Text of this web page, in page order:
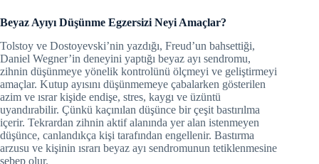
Beyaz Ayıyı Düşünme Egzersizi Neyi Amaçlar?
Tolstoy ve Dostoyevski’nin yazdığı, Freud’un bahsettiği,
Daniel Wegner’in deneyini yaptığı beyaz ayı sendromu,
zihnin düşünmeye yönelik kontrolünü ölçmeyi ve geliştirmeyi
amaçlar. Kutup ayısını düşünmemeye çabalarken gösterilen
azim ve ısrar kişide endişe, stres, kaygı ve üzüntü
uyandırabilir. Çünkü kaçınılan düşünce bir çeşit bastırılma
içerir. Tekrardan zihnin aktif alanında yer alan istenmeyen
düşünce, canlandıkça kişi tarafından engellenir. Bastırma
arzusu ve kişinin ısrarı beyaz ayı sendromunun tetiklenmesine
sebep olur.